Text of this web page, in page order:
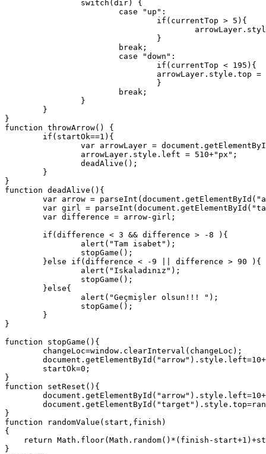
}
function throwArrow() {
}
function deadAlive(){
}
function stopGame(){
}
function setReset(){
}
function randomValue(start,finish)
{
return Math.floor(Math.random()*(finish-
}